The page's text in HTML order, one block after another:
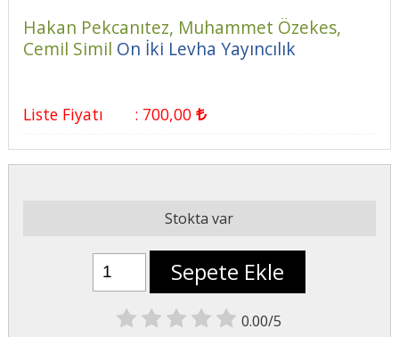
Hakan Pekcanıtez, Muhammet Özekes,
Cemil Simil On İki Levha Yayıncılık
Liste Fiyatı : 700,00
Stokta var
Sepete Ekle
0.00/5